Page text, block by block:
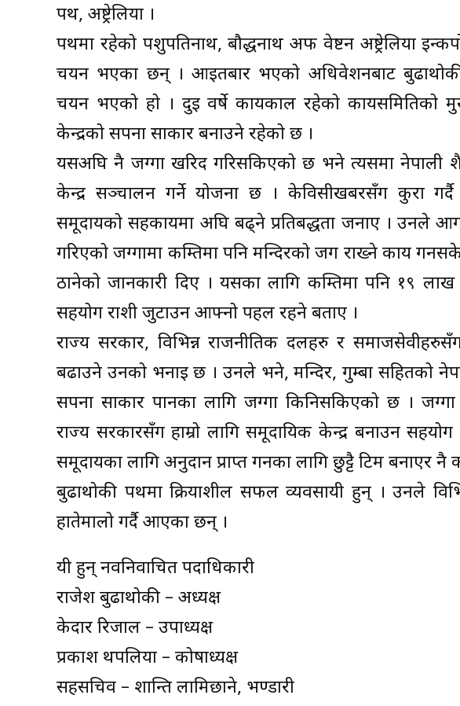
पर्थ, अष्ट्रेलिया ।
पर्थमा रहेको पशुपतिनाथ, बौद्धनाथ अफ वेष्टर्न अष्ट्रेलिया
चयन भएका छन् । आईतबार भएको अधिवेशनबाट
चयन भएको हो । दुई वर्षे कार्यकाल रहेको कार्यसमितिको
केन्द्रको सपना साकार बनाउने रहेको छ ।
यसअघि नै जग्गा खरिद गरिसकिएको छ भने त्यसमा नेपाली
केन्द्र सञ्चालन गर्ने योजना छ । केविसीखबरसँग कुरा गर्दै
समूदायको सहकार्यमा अघि बढ्ने प्रतिबद्धता जनाए । उनले
गरिएको जग्गामा कम्तिमा पनि मन्दिरको जग राख्ने कार्य
ठानेको जानकारी दिए । यसका लागि कम्तिमा पनि १९
सहयोग राशी जुटाउन आफ्नो पहल रहने बताए ।
राज्य सरकार, विभिन्न राजनीतिक दलहरु र
बढाउने उनको भनाई छ । उनले भने, मन्दिर, गुम्बा सहितको
सपना साकार पार्नका लागि जग्गा किनिसकिएको छ ।
राज्य सरकारसँग हाम्रो लागि समूदायिक केन्द्र बनाउन
समूदायका लागि अनुदान प्राप्त गर्नका लागि छुट्टै टिम बनाएर
बुढाथोकी पर्थमा क्रियाशील सफल व्यवसायी हुन् । उनले
हातेमालो गर्दै आएका छन् ।
यी हुन् नवनिर्वाचित पदाधिकारी
राजेश बुढाथोकी – अध्यक्ष
केदार रिजाल – उपाध्यक्ष
प्रकाश थपलिया – कोषाध्यक्ष
सहसचिव – शान्ति लामिछाने, भण्डारी